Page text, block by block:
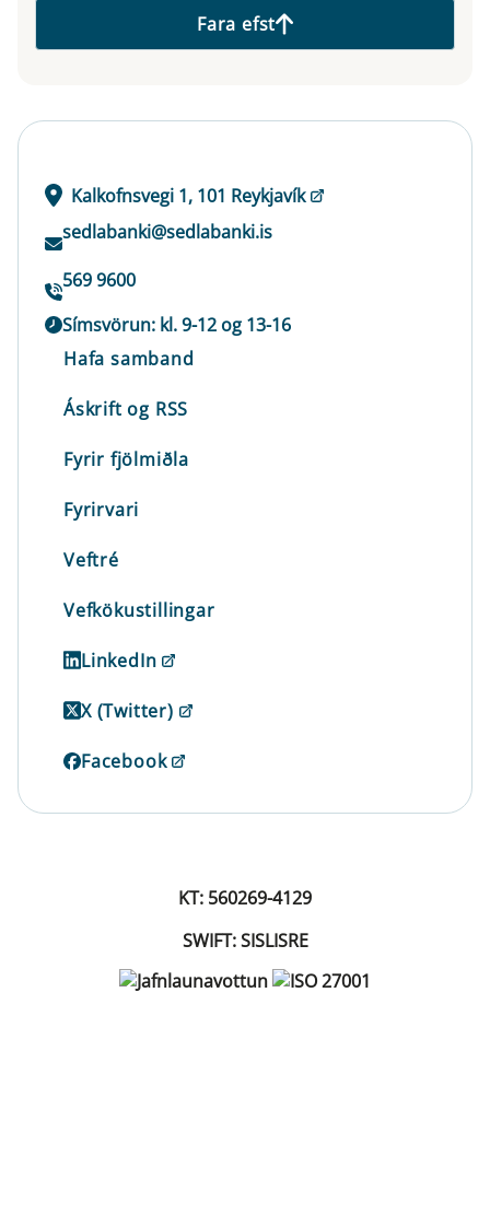
Fara efst
Kalkofnsvegi 1, 101 Reykjavík
sedlabanki@sedlabanki.is
569 9600
Símsvörun: kl. 9-12 og 13-16
Hafa samband
Áskrift og RSS
Fyrir fjölmiðla
Fyrirvari
Veftré
Vefkökustillingar
LinkedIn
X (Twitter)
Facebook
KT: 560269-4129
SWIFT: SISLISRE